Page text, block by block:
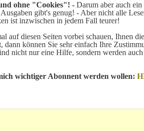
ohne "Cookies"! - Darum aber auch
gibt's genug! - Aber nicht alle
ist inzwischen in jedem Fall teurer!
auf diesen Seiten vorbei schauen, Ihnen
können Sie sehr einfach Ihre
nicht nur eine Hilfe, sondern werden
wichtiger Abonnent werden wollen: